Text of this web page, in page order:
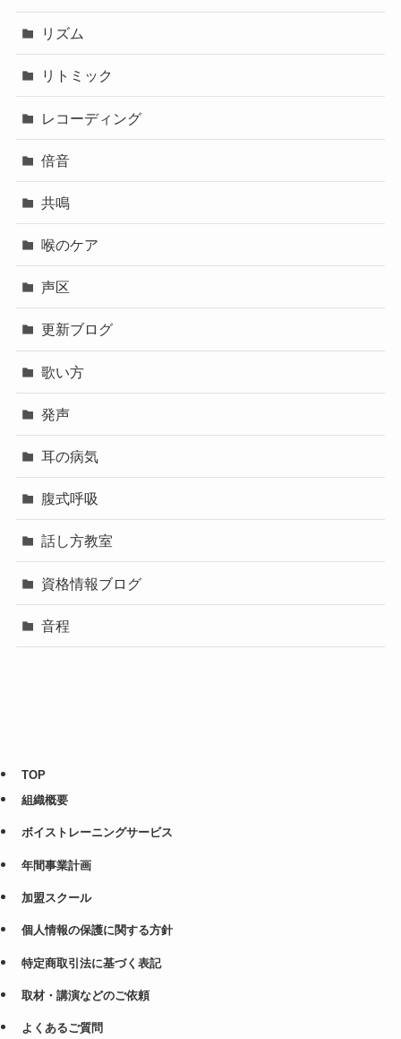
リズム
リトミック
レコーディング
倍音
共鳴
喉のケア
声区
更新ブログ
歌い方
発声
耳の病気
腹式呼吸
話し方教室
資格情報ブログ
音程
TOP
組織概要
ボイストレーニングサービス
年間事業計画
加盟スクール
個人情報の保護に関する方針
特定商取引法に基づく表記
取材・講演などのご依頼
よくあるご質問